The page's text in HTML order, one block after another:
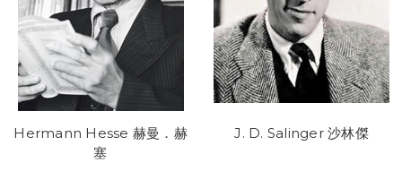
Hermann Hesse 赫曼．赫
塞
J. D. Salinger 沙林傑